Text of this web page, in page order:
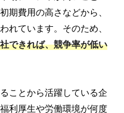
期費用の高さなどから、
れています。そのため、
できれば、競争率が低い
ことから活躍している企
利厚生や労働環境が何度